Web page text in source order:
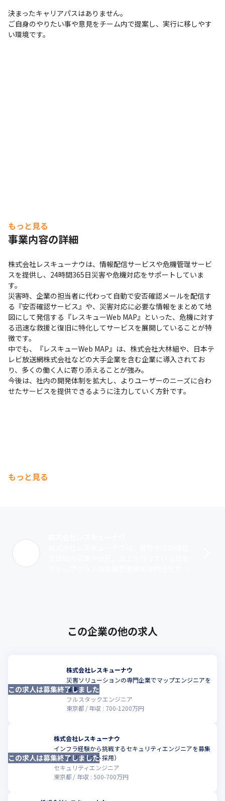
決まったキャリアパスはありません。
ご自身のやりたい事や意見をチーム内で提案し、実行に移しやす
い環境です。
もっと見る
事業内容の詳細
株式会社レスキューナウは、情報配信サービスや危機管理サービ
スを提供し、24時間365日災害や危機対応をサポートしていま
す。
災害時、企業の担当者に代わって自動で安否確認メールを配信す
る『安否確認サービス』や、災害対応に必要な情報をまとめて地
図にして発信する『レスキューWeb MAP』といった、危機に対す
る迅速な救援と復旧に特化してサービスを展開していることが特
徴です。
中でも、『レスキューWeb MAP』は、株式会社大林組や、日本テ
レビ放送網株式会社などの大手企業を含む企業に導入されてお
り、多くの働く人に寄り添えることが強み。
今後は、社内の開発体制を拡大し、よりユーザーのニーズに合わ
せたサービスを提供できるように注力していく方針です。
もっと見る
この企業の他の求人
株式会社レスキューナウ
災害ソリューションの専門企業でマップエンジニアを
募集
フルスタックエンジニア
東京都
年収 : 700-1200万円
この求人は募集終了しました
株式会社レスキューナウ
インフラ経験から挑戦するセキュリティエンジニアを募集
（キャリアシフト採用）
セキュリティエンジニア
東京都
年収 : 500-700万円
この求人は募集終了しました